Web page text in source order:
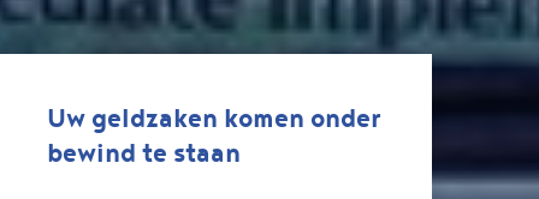
Uw geldzaken komen onder
bewind te staan